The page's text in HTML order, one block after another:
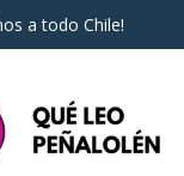
a todo Chile!